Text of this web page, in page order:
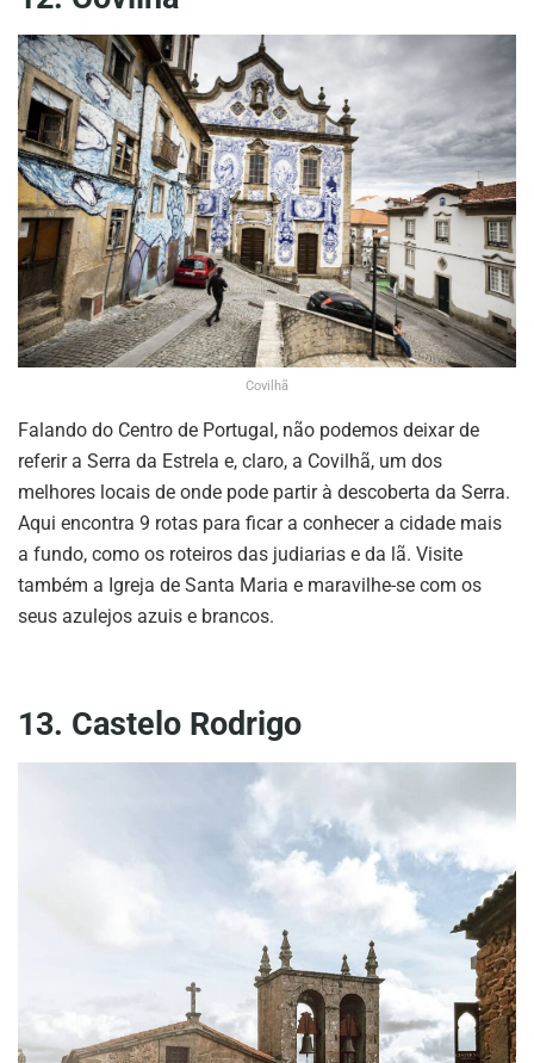
Covilhã
Falando do Centro de Portugal, não podemos deixar de
referir a Serra da Estrela e, claro, a Covilhã, um dos
melhores locais de onde pode partir à descoberta da Serra.
Aqui encontra 9 rotas para ficar a conhecer a cidade mais
a fundo, como os roteiros das judiarias e da lã. Visite
também a Igreja de Santa Maria e maravilhe-se com os
seus azulejos azuis e brancos.
13. Castelo Rodrigo